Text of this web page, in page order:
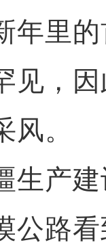
年里
见，
。
产建
公路
鹅喉羚漫步雪